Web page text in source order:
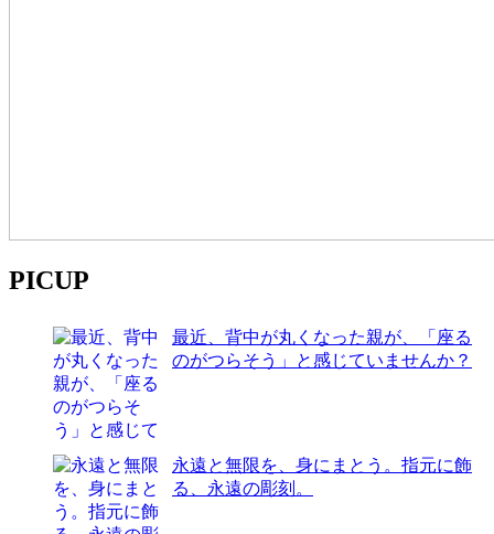
PICUP
最近、背中が丸くなった親が、「座る
のがつらそう」と感じていませんか？
永遠と無限を、身にまとう。指元に飾
る、永遠の彫刻。